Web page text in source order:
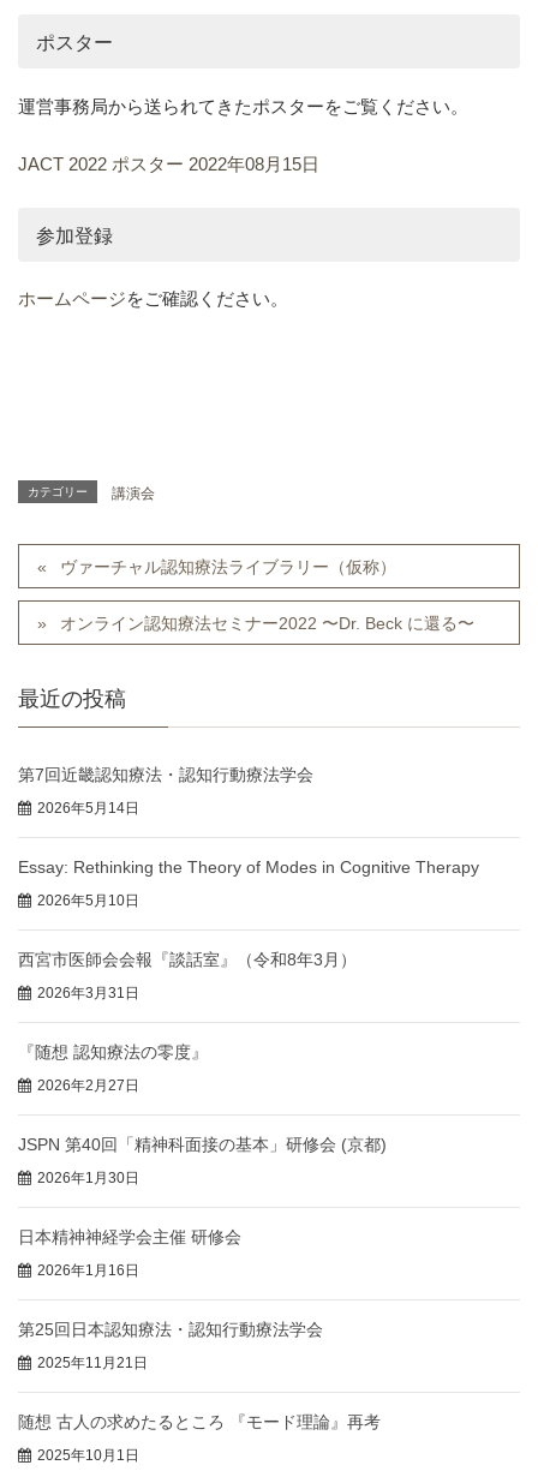
ポスター
運営事務局から送られてきたポスターをご覧ください。
JACT 2022 ポスター 2022年08月15日
参加登録
ホームページをご確認ください。
カテゴリー 講演会
ヴァーチャル認知療法ライブラリー（仮称）
オンライン認知療法セミナー2022 〜Dr. Beck に還る〜
最近の投稿
第7回近畿認知療法・認知行動療法学会
2026年5月14日
Essay: Rethinking the Theory of Modes in Cognitive Therapy
2026年5月10日
西宮市医師会会報『談話室』（令和8年3月）
2026年3月31日
『随想 認知療法の零度』
2026年2月27日
JSPN 第40回「精神科面接の基本」研修会 (京都)
2026年1月30日
日本精神神経学会主催 研修会
2026年1月16日
第25回日本認知療法・認知行動療法学会
2025年11月21日
随想 古人の求めたるところ 『モード理論』再考
2025年10月1日